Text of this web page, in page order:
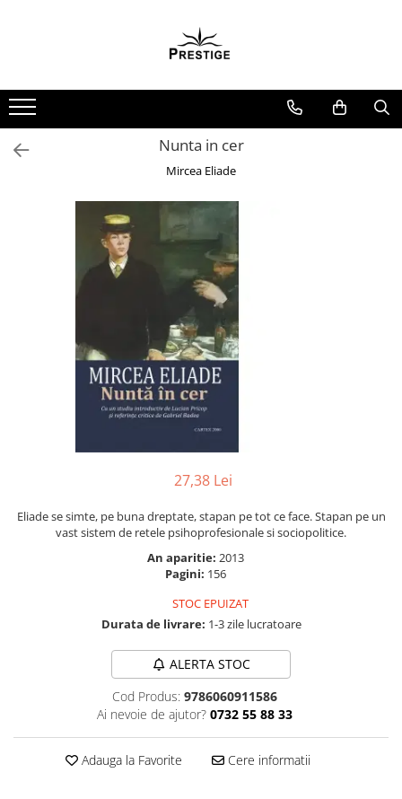
Noutati
Promotii
Pachete Speciale Carti
Arte Divinatorii
Chiromantie
Minte Corp
New Illuminati Files
Audiobook
ScienceConnection
Vindecare Spirituala
Sanatate
Nunta in cer
Mircea Eliade
27,38 Lei
Eliade se simte, pe buna dreptate, stapan pe tot ce face. Stapan pe un
vast sistem de retele psihoprofesionale si sociopolitice.
An aparitie: 2013
Pagini: 156
STOC EPUIZAT
Durata de livrare: 1-3 zile lucratoare
ALERTA STOC
Cod Produs: 9786060911586
Ai nevoie de ajutor? 0732 55 88 33
Adauga la Favorite Cere informatii